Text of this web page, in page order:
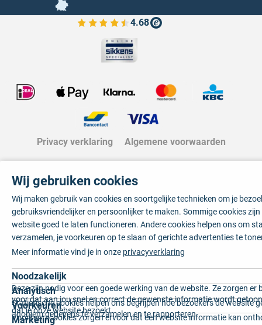
4.68
Bekijk de verfplaza beoordelingen
Privacy verklaring Algemene voorwaarden
Wij gebruiken cookies
Wij maken gebruik van cookies en soortgelijke technieken om je
gebruiksvriendelijker en persoonlijker te maken. Sommige cookies
website goed te laten functioneren. Andere cookies helpen ons om
verzamelen, je voorkeuren op te slaan of gerichte advertenties te
Meer informatie vind je in onze privacyverklaring
Noodzakelijk
Deze zijn nodig voor een goede werking van de website. Ze zorgen er
voor dat aan jou snel en correct de gewenste informatie wordt
dat je onze website bezoekt.
Analytisch
Statistische cookies helpen ons begrijpen hoe bezoekers de website
anoniem gegevens te verzamelen en te rapporteren.
Voorkeuren
Voorkeurscookies zorgen ervoor dat een website informatie kan
Marketing